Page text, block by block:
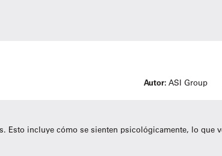
Autor: ASI Group
Esto incluye cómo se sienten psicológicamente, lo que